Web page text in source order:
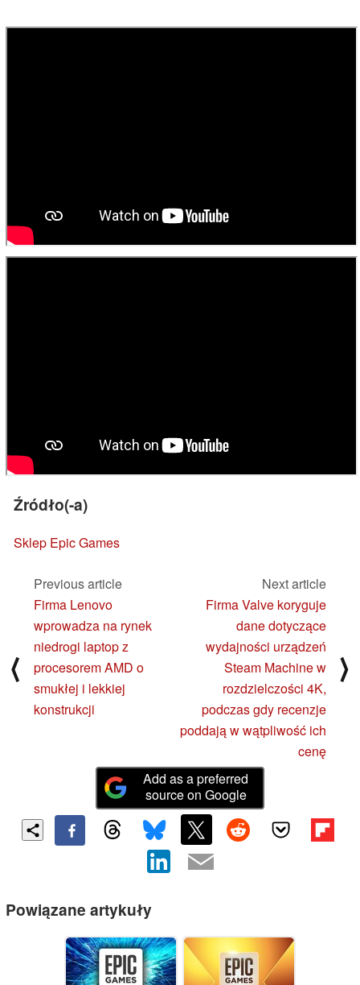
Źródło(-a)
Sklep Epic Games
⟨
Previous article
Firma Lenovo
wprowadza na rynek
niedrogi laptop z
procesorem AMD o
smukłej i lekkiej
konstrukcji
Next article
Firma Valve koryguje
dane dotyczące
wydajności urządzeń
Steam Machine w
rozdzielczości 4K,
podczas gdy recenzje
poddają w wątpliwość ich
cenę
⟩
Add as a preferred
source on Google
Powiązane artykuły